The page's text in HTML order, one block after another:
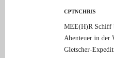
CPTNCHRIS
MEE(H)R Schiff
Abenteuer in der
Gletscher-